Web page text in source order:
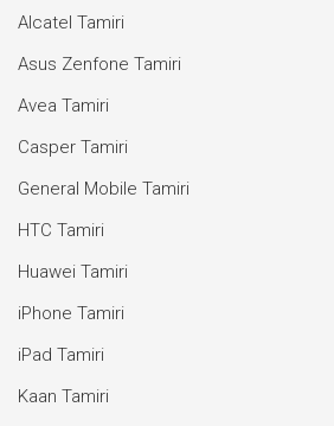
Alcatel Tamiri
Asus Zenfone Tamiri
Avea Tamiri
Casper Tamiri
General Mobile Tamiri
HTC Tamiri
Huawei Tamiri
iPhone Tamiri
iPad Tamiri
Kaan Tamiri